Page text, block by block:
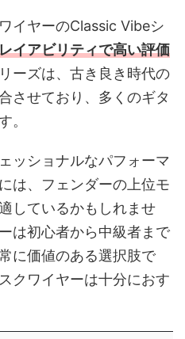
イヤーのClassic Vibeシ
イアビリティで高い評価
ーズは、古き良き時代の
させており、多くのギタ
。
ッショナルなパフォーマ
は、フェンダーの上位モ
しているかもしれませ
は初心者から中級者まで
に価値のある選択肢で
クワイヤーは十分におす